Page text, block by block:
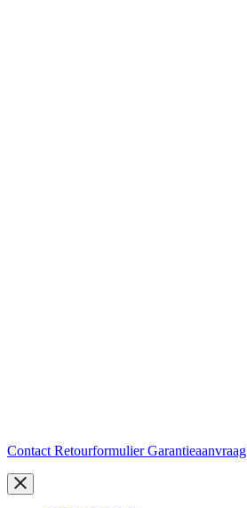
Contact RetourformulierGarantieaanvraag